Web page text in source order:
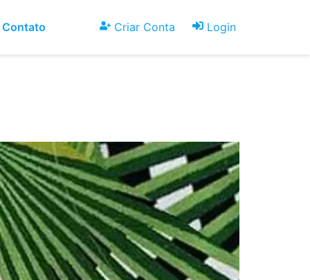
Contato Criar Conta Login